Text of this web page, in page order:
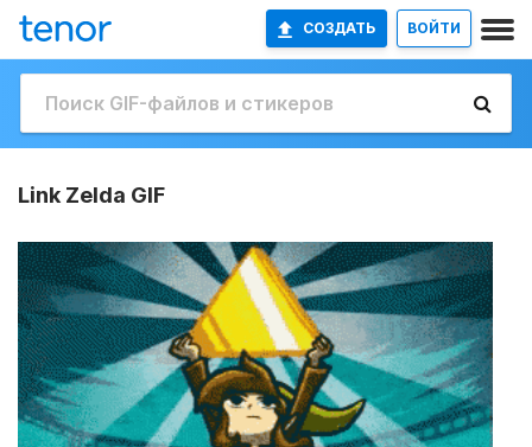
СОЗДАТЬ ВОЙТИ
Link Zelda GIF